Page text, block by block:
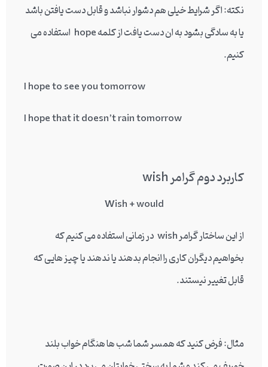
نکته: اگر شرایط خیلی هم دشوار نباشد و قابل دست یافتن باشد
یا به سادگی بشود به ان دست یافت از کلمه hope استفاده می
کنیم.
I hope to see you tomorrow
I hope that it doesn’t rain tomorrow
کاربرد دوم گرامرwish
Wish + would
از این ساختار گرامر wish در زمانی استفاده می کنیم که
بخواهیم دیگران کاری را انجام بدهند یا ندهند یا چیز هایی که
قابل تغییر نیستند.
مثال: فرض کنید که همسر شما شب ها هنگام خواب بلند